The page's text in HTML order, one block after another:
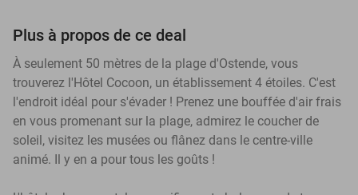
Plus à propos de ce deal
À seulement 50 mètres de la plage d'Ostende, vous
trouverez l'Hôtel Cocoon, un établissement 4 étoiles. C'est
l'endroit idéal pour s'évader ! Prenez une bouffée d'air frais
en vous promenant sur la plage, admirez le coucher de
soleil, visitez les musées ou flânez dans le centre-ville
animé. Il y en a pour tous les goûts !